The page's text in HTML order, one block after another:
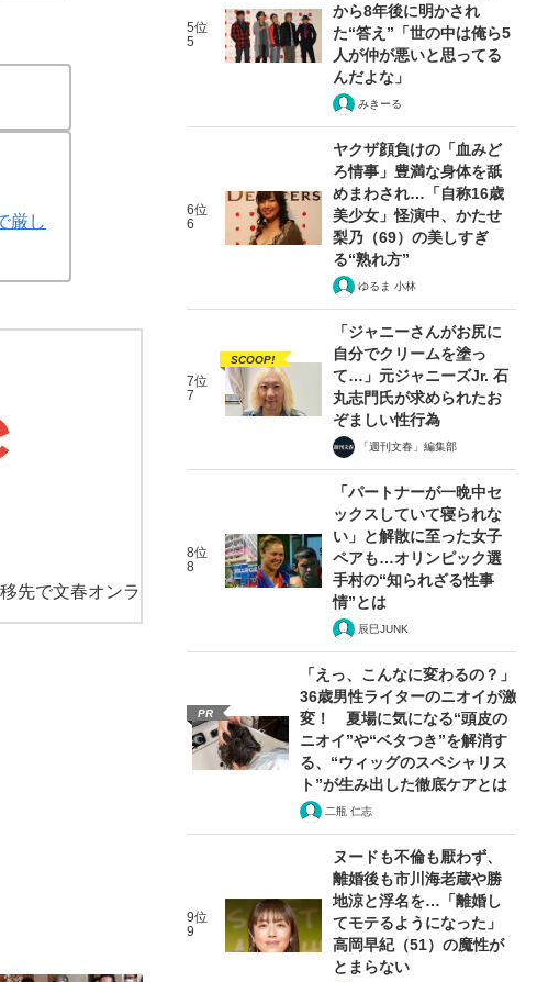
厳し
移先で文春オンラ
5位
5
から8年後に明かされ
た“答え”「世の中は俺ら5
人が仲が悪いと思ってる
んだよな」
みきーる
6位
6
ヤクザ顔負けの「血みど
ろ情事」豊満な身体を舐
めまわされ…「自称16歳
美少女」怪演中、かたせ
梨乃（69）の美しすぎ
る“熟れ方”
ゆるま 小林
7位
7
SCOOP!
「ジャニーさんがお尻に
自分でクリームを塗っ
て…」元ジャニーズJr. 石
丸志門氏が求められたお
ぞましい性行為
「週刊文春」編集部
8位
8
「パートナーが一晩中セ
ックスしていて寝られな
い」と解散に至った女子
ペアも…オリンピック選
手村の“知られざる性事
情”とは
辰巳JUNK
PR
「えっ、こんなに変わるの？」
36歳男性ライターのニオイが激
変！ 夏場に気になる“頭皮の
ニオイ”や“ベタつき”を解消す
る、“ウィッグのスペシャリス
ト”が生み出した徹底ケアとは
二瓶 仁志
9位
9
ヌードも不倫も厭わず、
離婚後も市川海老蔵や勝
地涼と浮名を…「離婚し
てモテるようになった」
高岡早紀（51）の魔性が
とまらない